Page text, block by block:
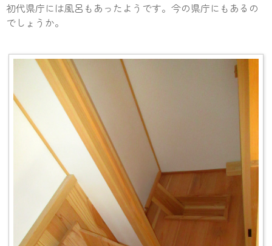
初代県庁には風呂もあったようです。今の県庁にもあるの
でしょうか。